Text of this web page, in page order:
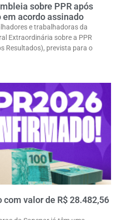
sobre PPR após
acordo assinado
e trabalhadoras da
Extraordinária sobre a PPR
Resultados), prevista para o
valor de R$ 28.482,56